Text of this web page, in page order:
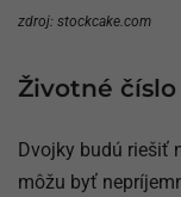
zdroj: stockcake.com
Životné číslo
Dvojky budú riešiť
môžu byť